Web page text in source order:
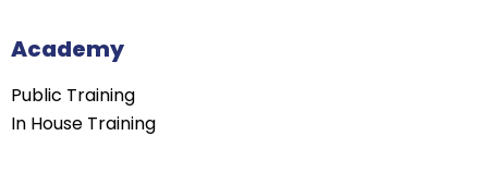
Academy
Public Training
In House Training